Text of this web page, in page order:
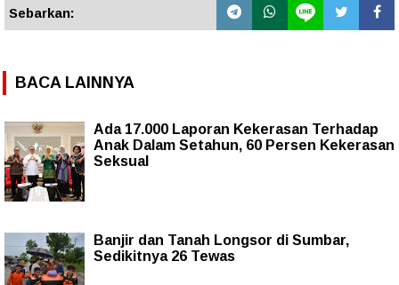
Sebarkan:
BACA LAINNYA
Ada 17.000 Laporan Kekerasan Terhadap
Anak Dalam Setahun, 60 Persen Kekerasan
Seksual
Banjir dan Tanah Longsor di Sumbar,
Sedikitnya 26 Tewas